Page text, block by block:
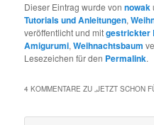
Dieser Eintrag wurde vonnowak
Tutorials und Anleitungen,
veröffentlicht und mitgestrickter
Amigurumi,Weihnachtsbaum
Lesezeichen für den Permalink.
4 KOMMENTARE ZU „JETZT SCHON